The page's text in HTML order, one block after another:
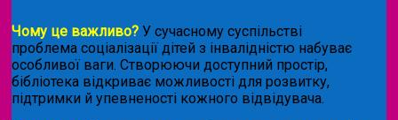
Чому це важливо? У сучасному суспільстві
проблема соціалізації дітей з інвалідністю набуває
особливої ваги. Створюючи доступний простір,
бібліотека відкриває можливості для розвитку,
підтримки й упевненості кожного відвідувача.